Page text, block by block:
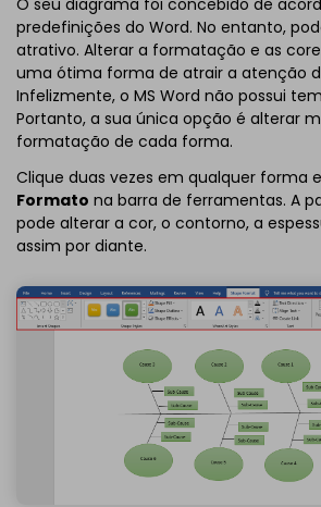
predefinições do Word. No entanto,
atrativo. Alterar a formatação e as
uma ótima forma de atrair a atenção
Infelizmente, o MS Word não possui
Portanto, a sua única opção é alterar
formatação de cada forma.
Clique duas vezes em qualquer forma
Formato na barra de ferramentas. A
pode alterar a cor, o contorno, a
assim por diante.